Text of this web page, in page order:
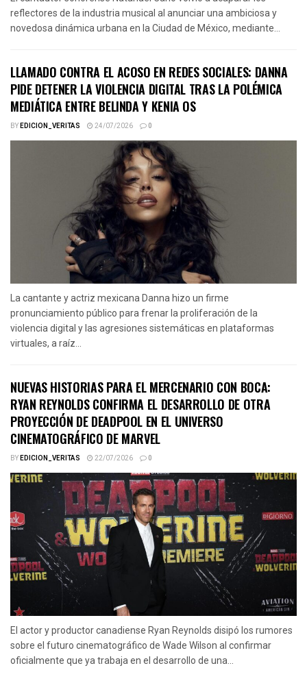
reflectores de la industria musical al anunciar una ambiciosa y
novedosa dinámica urbana en la Ciudad de México, mediante...
LLAMADO CONTRA EL ACOSO EN REDES SOCIALES: DANNA
PIDE DETENER LA VIOLENCIA DIGITAL TRAS LA POLÉMICA
MEDIÁTICA ENTRE BELINDA Y KENIA OS
BYEDICION_VERITAS 24/07/2026 0
La cantante y actriz mexicana Danna hizo un firme
pronunciamiento público para frenar la proliferación de la
violencia digital y las agresiones sistemáticas en plataformas
virtuales, a raíz...
NUEVAS HISTORIAS PARA EL MERCENARIO CON BOCA:
RYAN REYNOLDS CONFIRMA EL DESARROLLO DE OTRA
PROYECCIÓN DE DEADPOOL EN EL UNIVERSO
CINEMATOGRÁFICO DE MARVEL
BYEDICION_VERITAS 22/07/2026 0
El actor y productor canadiense Ryan Reynolds disipó los rumores
sobre el futuro cinematográfico de Wade Wilson al confirmar
oficialmente que ya trabaja en el desarrollo de una...